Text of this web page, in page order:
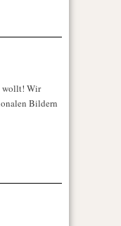
wollt! Wir
Bildern